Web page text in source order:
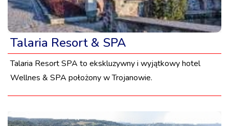
Talaria Resort & SPA
Talaria Resort SPA to ekskluzywny i wyjątkowy hotel
Wellnes & SPA położony w Trojanowie.